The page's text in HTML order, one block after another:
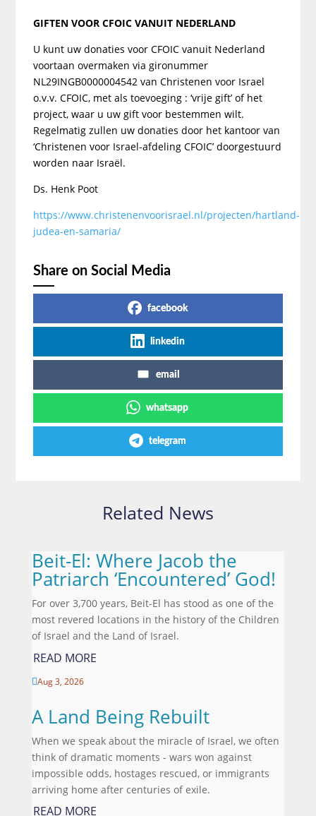
GIFTEN VOOR CFOIC VANUIT NEDERLAND
U kunt uw donaties voor CFOIC vanuit Nederland
voortaan overmaken via gironummer
NL29INGB0000004542 van Christenen voor Israel
o.v.v. CFOIC, met als toevoeging : ‘vrije gift’ of het
project, waar u uw gift voor bestemmen wilt.
Regelmatig zullen uw donaties door het kantoor van
‘Christenen voor Israel-afdeling CFOIC’ doorgestuurd
worden naar Israël.
Ds. Henk Poot
https://www.christenenvoorisrael.nl/projecten/hartland-
judea-en-samaria/
Share on Social Media
facebook
linkedin
email
whatsapp
telegram
Related News
Beit-El: Where Jacob the
Patriarch ‘Encountered’ God!
For over 3,700 years, Beit-El has stood as one of the
most revered locations in the history of the Children
of Israel and the Land of Israel.
READ MORE
Aug 3, 2026
A Land Being Rebuilt
When we speak about the miracle of Israel, we often
think of dramatic moments - wars won against
impossible odds, hostages rescued, or immigrants
arriving home after centuries of exile.
READ MORE